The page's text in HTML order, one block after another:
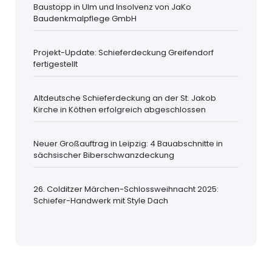
Baustopp in Ulm und Insolvenz von JaKo
Baudenkmalpflege GmbH
Projekt-Update: Schieferdeckung Greifendorf
fertigestellt
Altdeutsche Schieferdeckung an der St. Jakob
Kirche in Köthen erfolgreich abgeschlossen
Neuer Großauftrag in Leipzig: 4 Bauabschnitte in
sächsischer Biberschwanzdeckung
26. Colditzer Märchen-Schlossweihnacht 2025:
Schiefer-Handwerk mit Style Dach